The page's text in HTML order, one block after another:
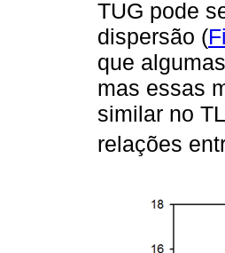
TUG pode
dispersão (
que
mas essas
similar no
relações